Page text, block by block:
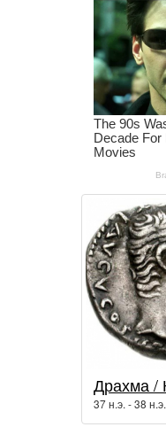
37 н.э. - 38 н.э.